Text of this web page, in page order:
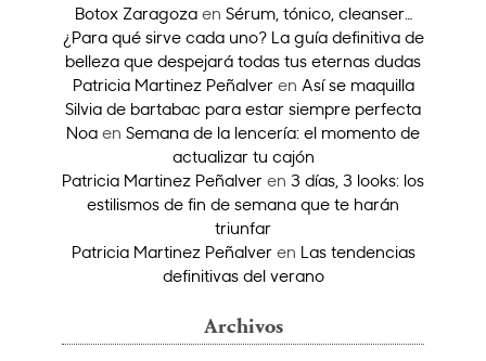
Botox Zaragozaen Sérum, tónico, cleanser…
¿Para qué sirve cada uno? La guía definitiva de
belleza que despejará todas tus eternas dudas
Patricia Martinez Peñalveren Así se maquilla
Silvia de bartabac para estar siempre perfecta
Noa en Semana de la lencería: el momento de
actualizar tu cajón
Patricia Martinez Peñalver en 3 días, 3 looks: los
estilismos de fin de semana que te harán
triunfar
Patricia Martinez Peñalveren Las tendencias
definitivas del verano
Archivos